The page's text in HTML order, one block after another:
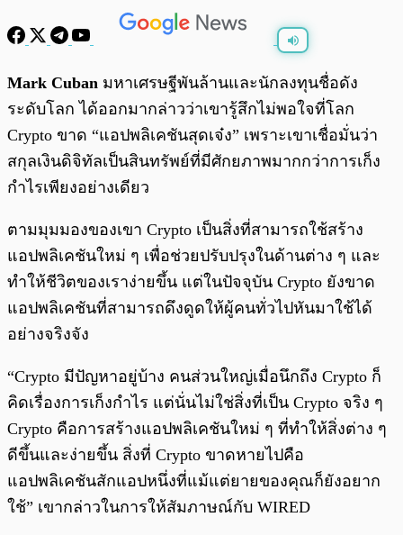
0:00/ 0:00
Mark Cuban มหาเศรษฐีพันล้านและนักลงทุนชื่อดัง
ระดับโลก ได้ออกมากล่าวว่าเขารู้สึกไม่พอใจที่โลก
Crypto ขาด “แอปพลิเคชันสุดเจ๋ง” เพราะเขาเชื่อมั่นว่า
สกุลเงินดิจิทัลเป็นสินทรัพย์ที่มีศักยภาพมากกว่าการเก็ง
กำไรเพียงอย่างเดียว
ตามมุมมองของเขา Crypto เป็นสิ่งที่สามารถใช้สร้าง
แอปพลิเคชันใหม่ ๆ เพื่อช่วยปรับปรุงในด้านต่าง ๆ และ
ทำให้ชีวิตของเราง่ายขึ้น แต่ในปัจจุบัน Crypto ยังขาด
แอปพลิเคชันที่สามารถดึงดูดให้ผู้คนทั่วไปหันมาใช้ได้
อย่างจริงจัง
“Crypto มีปัญหาอยู่บ้าง คนส่วนใหญ่เมื่อนึกถึง Crypto ก็
คิดเรื่องการเก็งกำไร แต่นั่นไม่ใช่สิ่งที่เป็น Crypto จริง ๆ
Crypto คือการสร้างแอปพลิเคชันใหม่ ๆ ที่ทำให้สิ่งต่าง ๆ
ดีขึ้นและง่ายขึ้น สิ่งที่ Crypto ขาดหายไปคือ
แอปพลิเคชันสักแอปหนึ่งที่แม้แต่ยายของคุณก็ยังอยาก
ใช้” เขากล่าวในการให้สัมภาษณ์กับ WIRED